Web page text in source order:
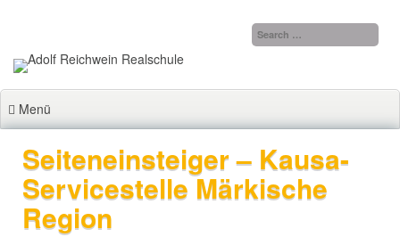
Menü
Seiteneinsteiger – Kausa-
Servicestelle Märkische
Region